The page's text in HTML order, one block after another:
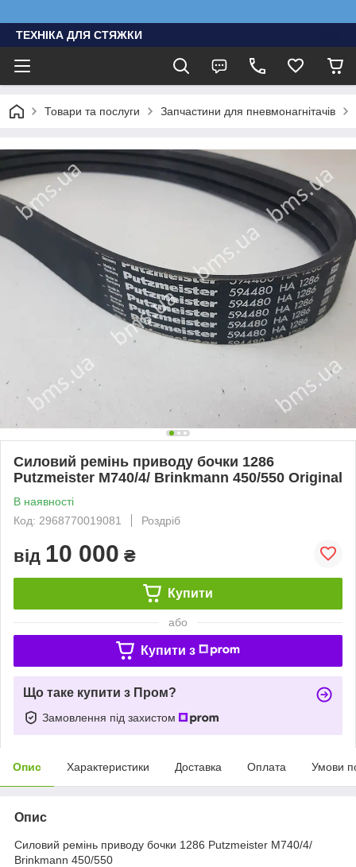
ТЕХНІКА ДЛЯ СТЯЖКИ
Товари та послуги Запчастини для пневмонагнітачів
Силовий ремінь приводу бочки 1286
Putzmeister М740/4/ Brinkmann 450/550 Original
В наявності
Код: 2968770019081
Роздріб
від 10 000 ₴
Купити
або
Купити з
Що таке купити з Пром?
Замовлення під захистом
Опис Характеристики Доставка Оплата Умови
Опис
Силовий ремінь приводу бочки 1286 Putzmeister М740/4/
Brinkmann 450/550